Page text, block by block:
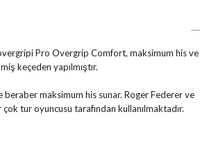
Pro Overgrip Comfort, maksimum his ve
keçeden yapılmıştır.
beraber maksimum his sunar. Roger Federer ve
tur oyuncusu tarafından kullanılmaktadır.